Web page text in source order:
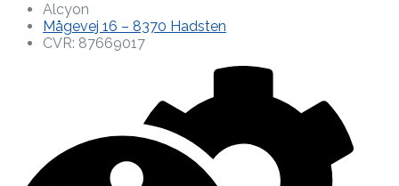
Alcyon
Mågevej 16 – 8370 Hadsten
CVR: 87669017